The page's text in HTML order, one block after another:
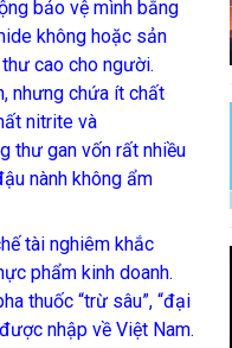
bảo vệ mình bằng
không hoặc sản
cao cho người.
nhưng chứa ít chất
nitrite và
thư gan vốn rất nhiều
nành không ẩm
tài nghiêm khắc
phẩm kinh doanh.
thuốc “trừ sâu”, “đại
nhập về Việt Nam.